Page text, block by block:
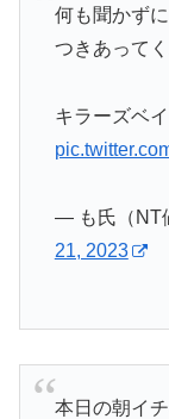
何も聞かずに
つきあって
キラーズベ
— も氏（NT
21, 2023
本日の朝イ